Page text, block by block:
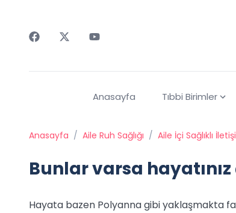
Anasayfa Tıbbi Birimler
Anasayfa / Aile Ruh Sağlığı / Aile İçi Sağlıklı
Bunlar varsa
Hayata bazen Polyanna gibi yaklaşmakta